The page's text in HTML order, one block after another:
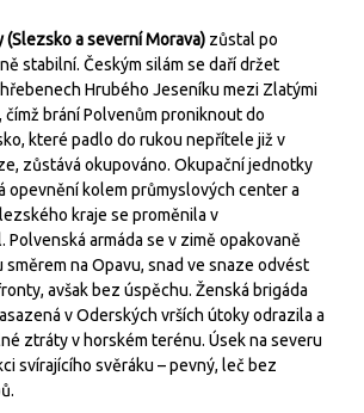
a severní Morava) zůstal po
stabilní. Českým silám se daří držet
Hrubého Jeseníku mezi Zlatými
čímž brání Polvenům proniknout do
které padlo do rukou nepřítele již v
zůstává okupováno. Okupační jednotky
opevnění kolem průmyslových center a
kraje se proměnila v
armáda se v zimě opakovaně
na Opavu, snad ve snaze odvést
avšak bez úspěchu. Ženská brigáda
v Oderských vrších útoky odrazila a
ztráty v horském terénu. Úsek na severu
svírajícího svěráku – pevný, leč bez